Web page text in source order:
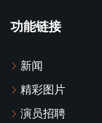
功能链接
新闻
精彩图片
演员招聘